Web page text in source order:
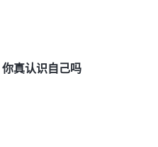
交通，提醒他从神的话
进去，特别持守自己，
尽本分中的缺少不放。
受谬妄这方面的真理原
看看自己有没有谬妄的
不说话。张欣说：“爸，
你真认识自己吗